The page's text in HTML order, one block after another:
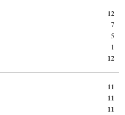
12
7
5
1
12
11
11
11